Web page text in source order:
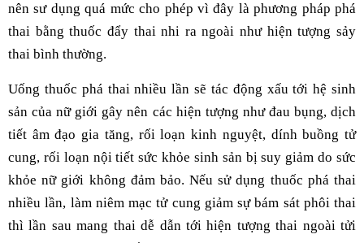
nên sư dụng quá mức cho phép vì đây là phương pháp phá
thai bằng thuốc đẩy thai nhi ra ngoài như hiện tượng sảy
thai bình thường.
Uống thuốc phá thai nhiều lần sẽ tác động xấu tới hệ sinh
sản của nữ giới gây nên các hiện tượng như đau bụng, dịch
tiết âm đạo gia tăng, rối loạn kinh nguyệt, dính buồng tử
cung, rối loạn nội tiết sức khỏe sinh sản bị suy giảm do sức
khỏe nữ giới không đảm bảo. Nếu sử dụng thuốc phá thai
nhiều lần, làm niêm mạc tử cung giảm sự bám sát phôi thai
thì lần sau mang thai dễ dẫn tới hiện tượng thai ngoài tửi